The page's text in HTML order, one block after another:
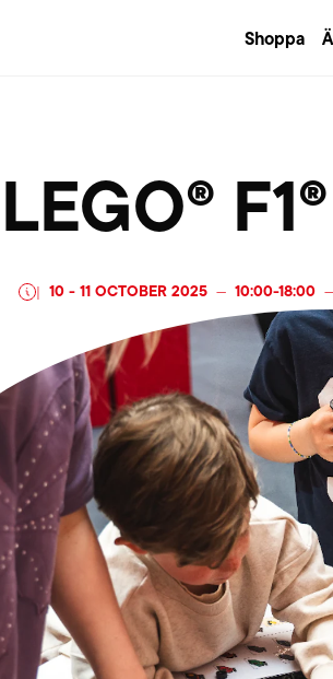
Shoppa
LEGO®
| 10-11 OCTOBER 2025 — 10:00-18:00 —